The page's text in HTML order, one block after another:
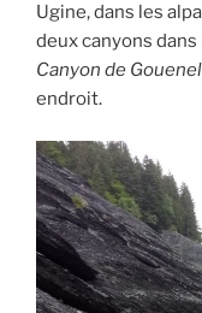
Ugine, dans les
deux canyons dans
Canyon de
endroit.